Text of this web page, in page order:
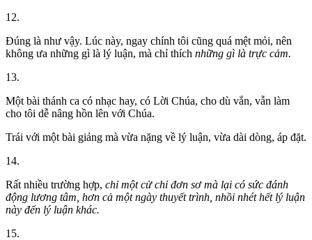
12.
Đúng là như vậy. Lúc này, ngay chính tôi cũng quá mệt mỏi, nên
không ưa những gì là lý luận, mà chỉ thích những gì là trực cảm.
13.
Một bài thánh ca có nhạc hay, có Lời Chúa, cho dù vắn, vẫn làm
cho tôi dễ nâng hồn lên với Chúa.
Trái với một bài giảng mà vừa nặng về lý luận, vừa dài dòng, áp đặt.
14.
Rất nhiều trường hợp, chỉ một cử chỉ đơn sơ mà lại có sức đánh
động lương tâm, hơn cả một ngày thuyết trình, nhồi nhét hết lý luận
này đến lý luận khác.
15.